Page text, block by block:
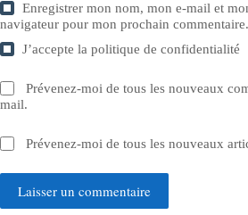
Enregistrer mon nom, mon e-mail et
navigateur pour mon prochain commentaire.
J’accepte lapolitique de confidentialité
Prévenez-moi de tous les nouveaux
mail.
Prévenez-moi de tous les nouveaux
Laisser un commentaire